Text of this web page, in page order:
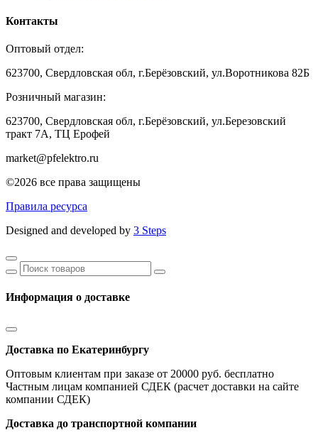
Контакты
Оптовый отдел:
623700, Свердловская обл, г.Берёзовский, ул.Воротникова 82Б
Розничный магазин:
623700, Свердловская обл, г.Берёзовский, ул.Березовский
тракт 7А, ТЦ Ерофей
market@pfelektro.ru
©2026 все права защищены
Правила ресурса
Designed and developed by 3 Steps
Информация о доставке
Доставка по Екатеринбургу
Оптовым клиентам при заказе от 20000 руб. бесплатно
Частным лицам компанией СДЕК (расчет доставки на сайте
компании СДЕК)
Доставка до транспортной компании